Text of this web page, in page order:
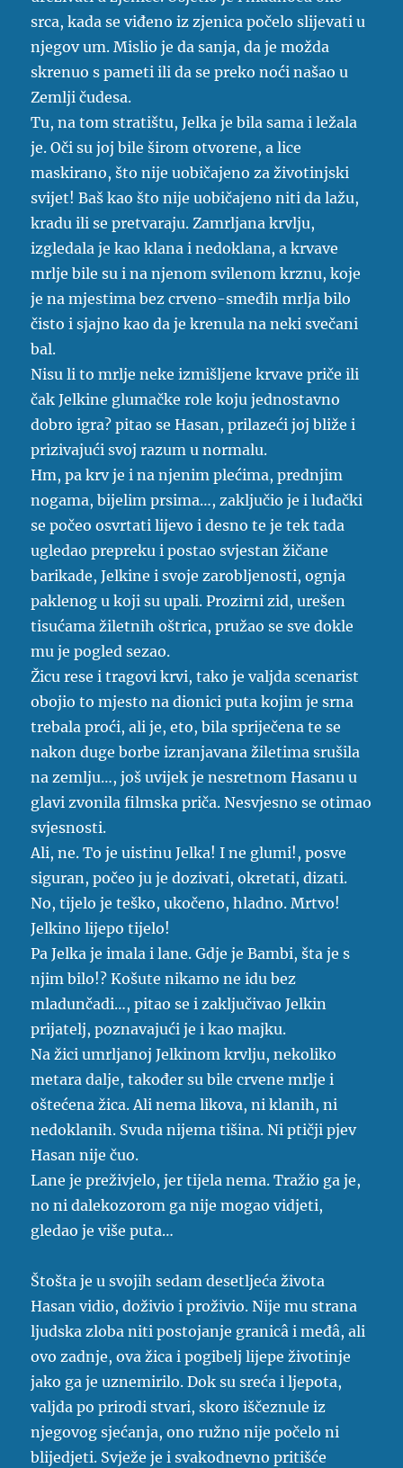
srca, kada se viđeno iz zjenica počelo slijevati u
njegov um. Mislio je da sanja, da je možda
skrenuo s pameti ili da se preko noći našao u
Zemlji čudesa.
Tu, na tom stratištu, Jelka je bila sama i ležala
je. Oči su joj bile širom otvorene, a lice
maskirano, što nije uobičajeno za životinjski
svijet! Baš kao što nije uobičajeno niti da lažu,
kradu ili se pretvaraju. Zamrljana krvlju,
izgledala je kao klana i nedoklana, a krvave
mrlje bile su i na njenom svilenom krznu, koje
je na mjestima bez crveno-smeđih mrlja bilo
čisto i sjajno kao da je krenula na neki svečani
bal.
Nisu li to mrlje neke izmišljene krvave priče ili
čak Jelkine glumačke role koju jednostavno
dobro igra? pitao se Hasan, prilazeći joj bliže i
prizivajući svoj razum u normalu.
Hm, pa krv je i na njenim plećima, prednjim
nogama, bijelim prsima…, zaključio je i luđački
se počeo osvrtati lijevo i desno te je tek tada
ugledao prepreku i postao svjestan žičane
barikade, Jelkine i svoje zarobljenosti, ognja
paklenog u koji su upali. Prozirni zid, urešen
tisućama žiletnih oštrica, pružao se sve dokle
mu je pogled sezao.
Žicu rese i tragovi krvi, tako je valjda scenarist
obojio to mjesto na dionici puta kojim je srna
trebala proći, ali je, eto, bila spriječena te se
nakon duge borbe izranjavana žiletima srušila
na zemlju…, još uvijek je nesretnom Hasanu u
glavi zvonila filmska priča. Nesvjesno se otimao
svjesnosti.
Ali, ne. To je uistinu Jelka! I ne glumi!, posve
siguran, počeo ju je dozivati, okretati, dizati.
No, tijelo je teško, ukočeno, hladno. Mrtvo!
Jelkino lijepo tijelo!
Pa Jelka je imala i lane. Gdje je Bambi, šta je s
njim bilo!? Košute nikamo ne idu bez
mladunčadi…, pitao se i zaključivao Jelkin
prijatelj, poznavajući je i kao majku.
Na žici umrljanoj Jelkinom krvlju, nekoliko
metara dalje, također su bile crvene mrlje i
oštećena žica. Ali nema likova, ni klanih, ni
nedoklanih. Svuda nijema tišina. Ni ptičji pjev
Hasan nije čuo.
Lane je preživjelo, jer tijela nema. Tražio ga je,
no ni dalekozorom ga nije mogao vidjeti,
gledao je više puta…
Štošta je u svojih sedam desetljeća života
Hasan vidio, doživio i proživio. Nije mu strana
ljudska zloba niti postojanje granicâ i međâ, ali
ovo zadnje, ova žica i pogibelj lijepe životinje
jako ga je uznemirilo. Dok su sreća i ljepota,
valjda po prirodi stvari, skoro iščeznule iz
njegovog sjećanja, ono ružno nije počelo ni
blijedjeti. Svježe je i svakodnevno pritišće